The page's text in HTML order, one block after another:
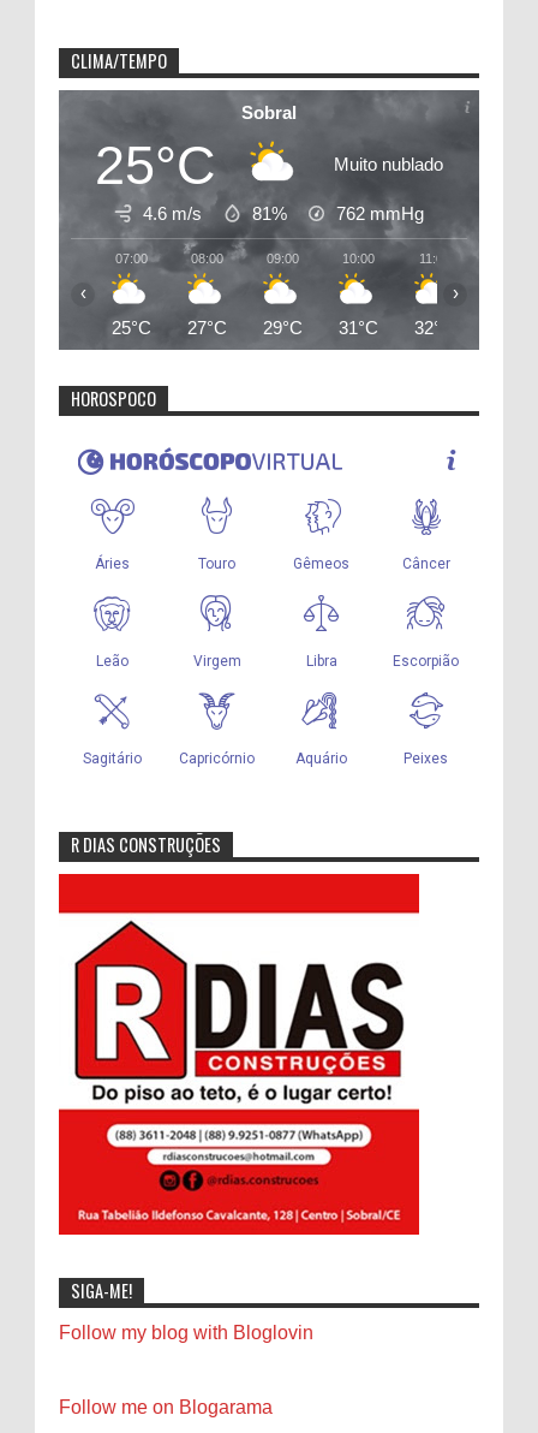
CLIMA/TEMPO
Sobral
25°C Muito nublado
4.6 m/s 81% 762 mmHg
07:00
25°C
08:00
27°C
09:00
29°C
10:00
31°C
11:00
32°C
‹ ›
HOROSPOCO
R DIAS CONSTRUÇÕES
SIGA-ME!
Follow my blog with Bloglovin
Follow me on Blogarama